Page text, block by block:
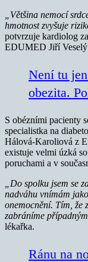
„Většina nemocí
hmotnost zvyšuje
potvrzuje kardiolog
EDUMED Jiří
Není tu
obezita.
S obézními pacienty
specialistka na
Hálová-Karoliová z
existuje velmi úzká
poruchami a v
„Do spolku jsem se
nadváhu vnímám
onemocnění. Tím, že
zabráníme
lékařka.
Ránu na